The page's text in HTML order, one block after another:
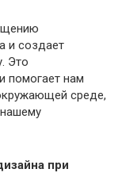
и создает
Это
помогает нам
среде,
при